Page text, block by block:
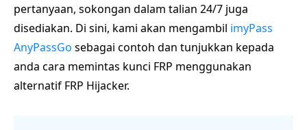
pertanyaan, sokongan dalam talian 24/7 juga
disediakan. Di sini, kami akan mengambil imyPass
AnyPassGo sebagai contoh dan tunjukkan kepada
anda cara memintas kunci FRP menggunakan
alternatif FRP Hijacker.